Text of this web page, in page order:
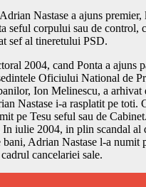
Nastase a ajuns
seful corpului sau de control,
sef al tineretului PSD.
2004, cand Ponta a ajuns
Oficiului National de
Ion Melinescu, a arhivat
Nastase i-a rasplatit pe toti.
pe Tesu seful sau de
iulie 2004, in plin scandal al
bani, Adrian Nastase l-a numit
cancelariei sale.